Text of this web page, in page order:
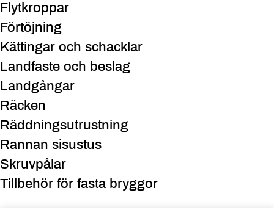
Flytkroppar
Förtöjning
Kättingar och schacklar
Landfaste och beslag
Landgångar
Räcken
Räddningsutrustning
Rannan sisustus
Skruvpålar
Tillbehör för fasta bryggor